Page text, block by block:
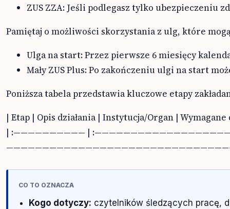
ZUS ZZA: Jeśli podlegasz tylko ubezpieczeniu
Pamiętaj o możliwości skorzystania z ulg, które
Ulga na start: Przez pierwsze 6 miesięcy
Mały ZUS Plus: Po zakończeniu ulgi na start
Poniższa tabela przedstawia kluczowe etapy
| Etap | Opis działania | Instytucja/Organ |
| :—————————— | :————————————————————————————————————————————————————————————————————————————————————————————— | :————————————————————————————————————————————————————————————————————————————————————————————————————————————————————————————————————————————————————————————————————————————————————————————————————————————————————————————————————————————————————————————————————————————————————————————————————————————————————————————————————————————————————————————————————————————————————————————————- |
CO TO OZNACZA
Kogo dotyczy: czytelników śledzących pracę,